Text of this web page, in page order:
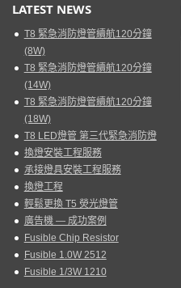
LATEST NEWS
T8 緊急消防燈管續航120分鐘
(8W)
T8 緊急消防燈管續航120分鐘
(14W)
T8 緊急消防燈管續航120分鐘
(18W)
T8 LED燈管 第三代緊急消防燈
換燈安裝工程服務
承接燈具安裝工程服務
換燈工程
輕鬆更換 T5 熒光燈管
廣告機 — 成功案例
Fusible Chip Resistor
Fusible 1.0W 2512
Fusible 1/3W 1210